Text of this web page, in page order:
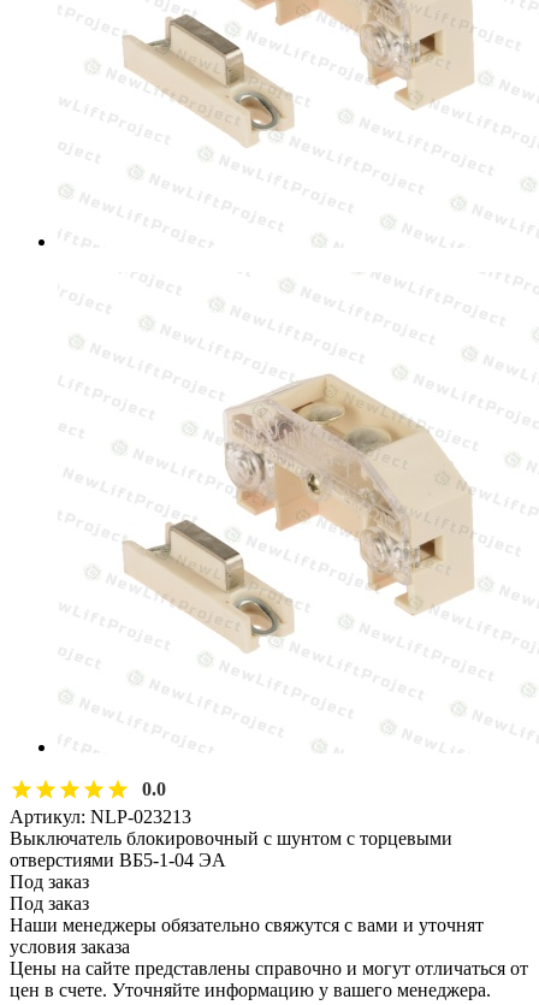
0.0
Артикул: NLP-023213
Выключатель блокировочный с шунтом с торцевыми
отверстиями ВБ5-1-04 ЭА
Под заказ
Под заказ
Наши менеджеры обязательно свяжутся с вами и уточнят
условия заказа
Цены на сайте представлены справочно и могут отличаться от
цен в счете. Уточняйте информацию у вашего менеджера.